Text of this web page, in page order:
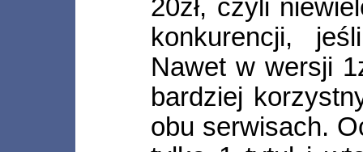
20zł, czyli
konkurencji,
Nawet w wersji
bardziej
obu serwisach.